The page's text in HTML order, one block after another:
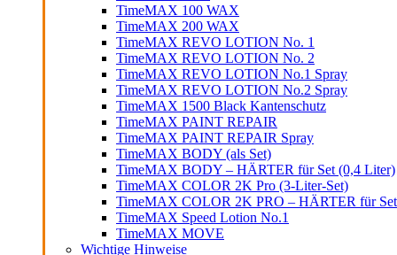
TimeMAX 100 WAX
TimeMAX 200 WAX
TimeMAX REVO LOTION No. 1
TimeMAX REVO LOTION No. 2
TimeMAX REVO LOTION No.1 Spray
TimeMAX REVO LOTION No.2 Spray
TimeMAX 1500 Black Kantenschutz
TimeMAX PAINT REPAIR
TimeMAX PAINT REPAIR Spray
TimeMAX BODY (als Set)
TimeMAX BODY – HÄRTER für Set (0,4 Liter)
TimeMAX COLOR 2K Pro (3-Liter-Set)
TimeMAX COLOR 2K PRO – HÄRTER für
TimeMAX Speed Lotion No.1
TimeMAX MOVE
Wichtige Hinweise